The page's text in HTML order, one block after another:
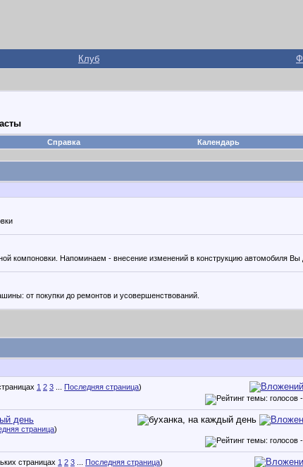
Клуб
Справка Календарь
компоновки. Напоминаем - внесение изменений в конструкцию автомобиля Вы
от покупки до ремонтов и усовершенствований.
1 2 3 Последняя страница)
день
страница)
1 2 3 Последняя страница)